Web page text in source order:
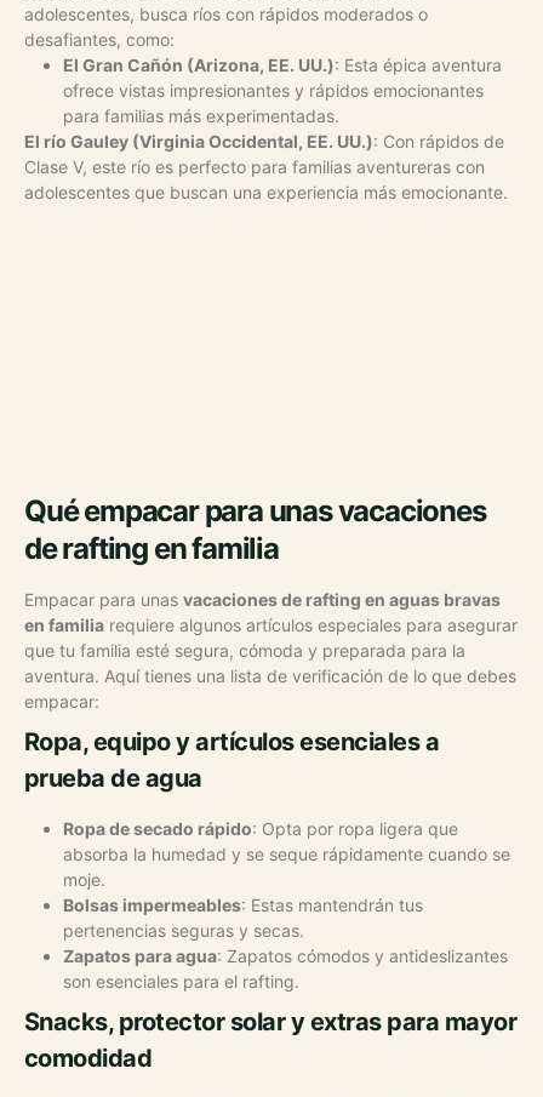
adolescentes, busca ríos con rápidos moderados o
desafiantes, como:
El Gran Cañón (Arizona, EE. UU.): Esta épica aventura
ofrece vistas impresionantes y rápidos emocionantes
para familias más experimentadas.
El río Gauley (Virginia Occidental, EE. UU.): Con rápidos de
Clase V, este río es perfecto para familias aventureras con
adolescentes que buscan una experiencia más emocionante.
Qué empacar para unas vacaciones
de rafting en familia
Empacar para unas vacaciones de rafting en aguas bravas
en familia requiere algunos artículos especiales para asegurar
que tu familia esté segura, cómoda y preparada para la
aventura. Aquí tienes una lista de verificación de lo que debes
empacar:
Ropa, equipo y artículos esenciales a
prueba de agua
Ropa de secado rápido: Opta por ropa ligera que
absorba la humedad y se seque rápidamente cuando se
moje.
Bolsas impermeables: Estas mantendrán tus
pertenencias seguras y secas.
Zapatos para agua: Zapatos cómodos y antideslizantes
son esenciales para el rafting.
Snacks, protector solar y extras para mayor
comodidad